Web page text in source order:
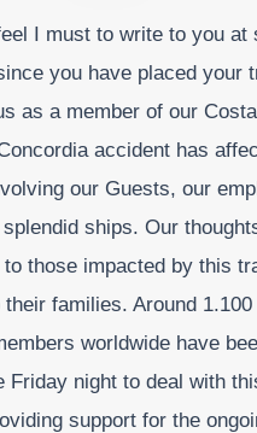
I must to write to you at
you have placed your
as a member of our
accident has
our Guests, our
ships. Our
those impacted by this
families. Around
worldwide have
Friday night to deal with
support for the